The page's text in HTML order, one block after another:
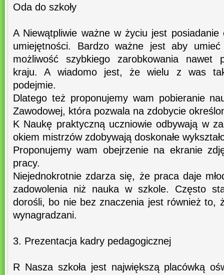
Oda do szkoły
A Niewątpliwie ważne w życiu jest posiadanie
umiejętności. Bardzo ważne jest aby
możliwość szybkiego zarobkowania nawet
kraju. A wiadomo jest, że wielu z was
podejmie.
Dlatego też proponujemy wam pobieranie
Zawodowej, która pozwala na zdobycie
K Naukę praktyczną uczniowie odbywają w
okiem mistrzów zdobywają doskonałe
Proponujemy wam obejrzenie na ekranie
pracy.
Niejednokrotnie zdarza się, że praca daje
zadowolenia niż nauka w szkole. Często
dorośli, bo nie bez znaczenia jest również to,
wynagradzani.
3. Prezentacja kadry pedagogicznej
R Nasza szkoła jest największą placówką